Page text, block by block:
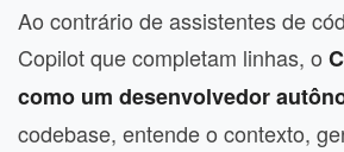
Ao contrário de assistentes de
Copilot que completam linhas, o
como um desenvolvedor
codebase, entende o contexto,